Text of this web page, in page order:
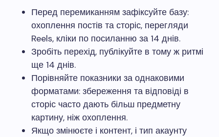
Перед перемиканням зафіксуйте базу:
охоплення постів та сторіс, перегляди
Reels, кліки по посиланню за 14 днів.
Зробіть перехід, публікуйте в тому ж ритмі
ще 14 днів.
Порівняйте показники за однаковими
форматами: збереження та відповіді в
сторіс часто дають більш предметну
картину, ніж охоплення.
Якщо змінюєте і контент, і тип акаунту